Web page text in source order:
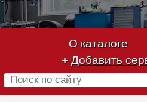
О каталоге
+ Добавить